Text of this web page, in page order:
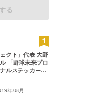
手として読
が、これま
伸等のス
自信」が『崩
として彼らに
い悔しい思
る打席は、
る
クト」代表 大野
「野球未来プロ
ルステッカー
プロジェクト」
年08月